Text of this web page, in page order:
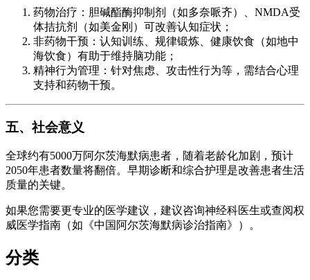
药物治疗：胆碱酯酶抑制剂（如多奈哌齐）、NMDA受
体拮抗剂（如美金刚）可改善认知症状；
非药物干预：认知训练、规律锻炼、健康饮食（如地中
海饮食）有助于维持脑功能；
精神行为管理：针对焦虑、攻击性行为等，需结合心理
支持和药物干预。
五、社会意义
全球约有5000万阿尔茨海默病患者，随着老龄化加剧，预计
2050年患者数量将翻倍。早期诊断和综合护理是改善患者生活
质量的关键。
如果您需要更专业的医学建议，建议咨询神经科医生或查阅权
威医学指南（如《中国阿尔茨海默病诊治指南》）。
分类